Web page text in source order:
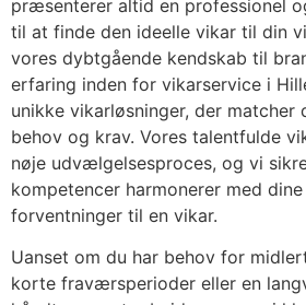
præsenterer altid en professionel
til at finde den ideelle vikar til din
vores dybtgående kendskab til
erfaring inden for vikarservice i
unikke vikarløsninger, der matcher
behov og krav. Vores talentfulde
nøje udvælgelsesproces, og vi
kompetencer harmonerer med
forventninger til en vikar.
Uanset om du har behov for
korte fraværsperioder eller en